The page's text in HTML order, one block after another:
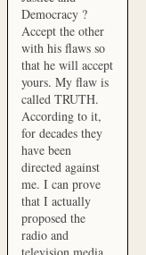
Democracy ?
Accept the other
with his flaws so
that he will accept
yours. My flaw is
called TRUTH.
According to it,
for decades they
have been
directed against
me. I can prove
that I actually
proposed the
radio and